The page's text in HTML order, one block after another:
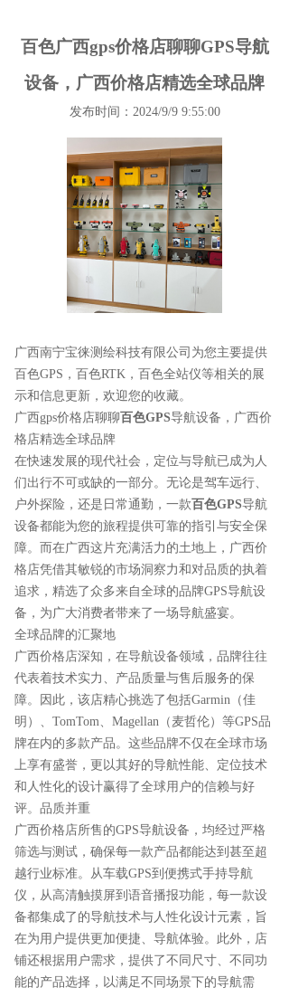
百色广西gps价格店聊聊GPS导航
设备，广西价格店精选全球品牌
发布时间：2024/9/9 9:55:00
广西南宁宝徕测绘科技有限公司为您主要提供
百色GPS ，百色RTK，百色全站仪等相关的展
示和信息更新，欢迎您的收藏。
广西gps价格店聊聊百色GPS导航设备，广西价
格店精选全球品牌
在快速发展的现代社会，定位与导航已成为人
们出行不可或缺的一部分。无论是驾车远行、
户外探险，还是日常通勤，一款百色GPS导航
设备都能为您的旅程提供可靠的指引与安全保
障。而在广西这片充满活力的土地上，广西价
格店凭借其敏锐的市场洞察力和对品质的执着
追求，精选了众多来自全球的品牌GPS导航设
备，为广大消费者带来了一场导航盛宴。
全球品牌的汇聚地
广西价格店深知，在导航设备领域，品牌往往
代表着技术实力、产品质量与售后服务的保
障。因此，该店精心挑选了包括Garmin（佳
明）、TomTom、Magellan（麦哲伦）等GPS品
牌在内的多款产品。这些品牌不仅在全球市场
上享有盛誉，更以其好的导航性能、定位技术
和人性化的设计赢得了全球用户的信赖与好
评。品质并重
广西价格店所售的GPS导航设备，均经过严格
筛选与测试，确保每一款产品都能达到甚至超
越行业标准。从车载GPS到便携式手持导航
仪，从高清触摸屏到语音播报功能，每一款设
备都集成了的导航技术与人性化设计元素，旨
在为用户提供更加便捷、导航体验。此外，店
铺还根据用户需求，提供了不同尺寸、不同功
能的产品选择，以满足不同场景下的导航需